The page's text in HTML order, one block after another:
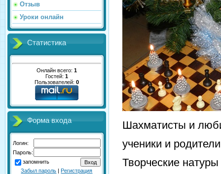
Отзыв
Уроки онлайн
Статистика
Онлайн всего: 1
Гостей: 1
Пользователей: 0
Форма входа
Логин:
Пароль:
запомнить
Забыл пароль |Регистрация
Шахматисты и
ученики и
Творческие